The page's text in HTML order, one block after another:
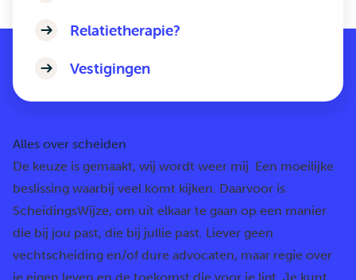
Relatietherapie?
Vestigingen
Alles over scheiden
De keuze is gemaakt, wij wordt weer mij. Een moeilijke
beslissing waarbij veel komt kijken. Daarvoor is
ScheidingsWijze, om uit elkaar te gaan op een manier
die bij jou past, die bij jullie past. Liever geen
vechtscheiding en/of dure advocaten, maar regie over